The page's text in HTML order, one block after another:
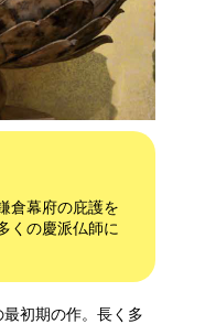
倉幕府の庇護を
くの慶派仏師に
初期の作。長く多